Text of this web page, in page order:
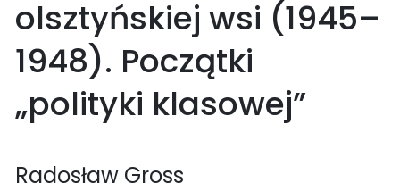
olsztyńskiej wsi (1945–
1948). Początki
„polityki klasowej”
Radosław Gross